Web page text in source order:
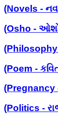
(Novels -
(Osho -
(Philosophy
(Poem -
(Pregnancy
(Politics -